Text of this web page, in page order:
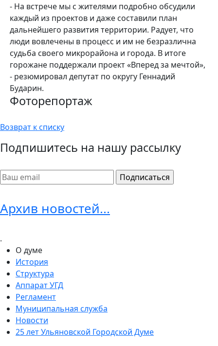
- На встрече мы с жителями подробно обсудили
каждый из проектов и даже составили план
дальнейшего развития территории. Радует, что
люди вовлечены в процесс и им не безразлична
судьба своего микрорайона и города. В итоге
горожане поддержали проект «Вперед за мечтой»,
- резюмировал депутат по округу Геннадий
Бударин.
Фоторепортаж
Возврат к списку
Подпишитесь на нашу рассылку
Архив новостей...
.
О думе
История
Структура
Аппарат УГД
Регламент
Муниципальная служба
Новости
25 лет Ульяновской Городской Думе